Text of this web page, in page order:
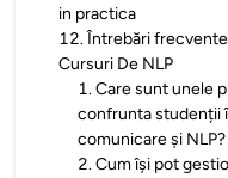
in practica
12.Întrebări
Cursuri De NLP
1.Care sunt unele
confrunta studenții
comunicare și NLP?
2.Cum își pot